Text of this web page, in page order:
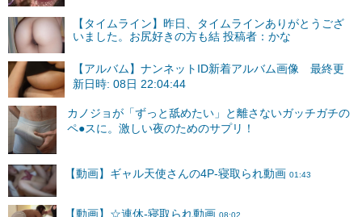
【タイムライン】昨日、タイムラインありがとうござ
いました。お尻好きの方も結 投稿者：かな
【アルバム】ナンネットID新着アルバム画像 最終更
新日時: 08日 22:04:44